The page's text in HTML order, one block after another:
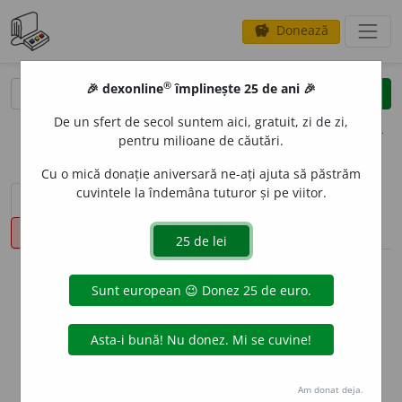
savings Donează
clear
opțiuni
sinteza definițiilor (1) definiții (10)
declinări
info
Aceste definiții sunt compilate de
echipa dexonline. Definițiile
originale se află pe filadefiniții.
Puteți reordona filele pe pagina de
🎉 dexonline® împlinește 25 de ani 🎉
De un sfert de secol suntem aici, gratuit, zi de zi,
pentru milioane de căutări.
Cu o mică donație aniversară ne-ați ajuta să păstrăm
cuvintele la îndemâna tuturor și pe viitor.
Am donat deja.